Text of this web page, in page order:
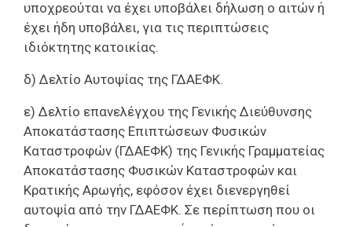
υποχρεούται να έχει υποβάλει δήλωση ο αιτών ή
έχει ήδη υποβάλει, για τις περιπτώσεις
ιδιόκτητης κατοικίας.
δ) Δελτίο Αυτοψίας της ΓΔΑΕΦΚ.
ε) Δελτίο επανελέγχου της Γενικής Διεύθυνσης
Αποκατάστασης Επιπτώσεων Φυσικών
Καταστροφών (ΓΔΑΕΦΚ) της Γενικής Γραμματείας
Αποκατάστασης Φυσικών Καταστροφών και
Κρατικής Αρωγής, εφόσον έχει διενεργηθεί
αυτοψία από την ΓΔΑΕΦΚ. Σε περίπτωση που οι